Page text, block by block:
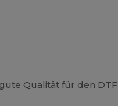
Qualität für den DTF